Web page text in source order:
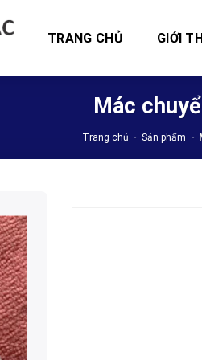
TRANG CHỦ GIỚI
Mác
Trang chủ - Sản phẩm -